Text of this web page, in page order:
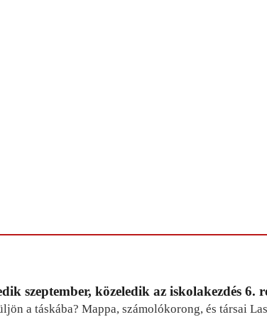
szeptember, közeledik az iskolakezdés 6.
a táskába? Mappa, számolókorong, és társai